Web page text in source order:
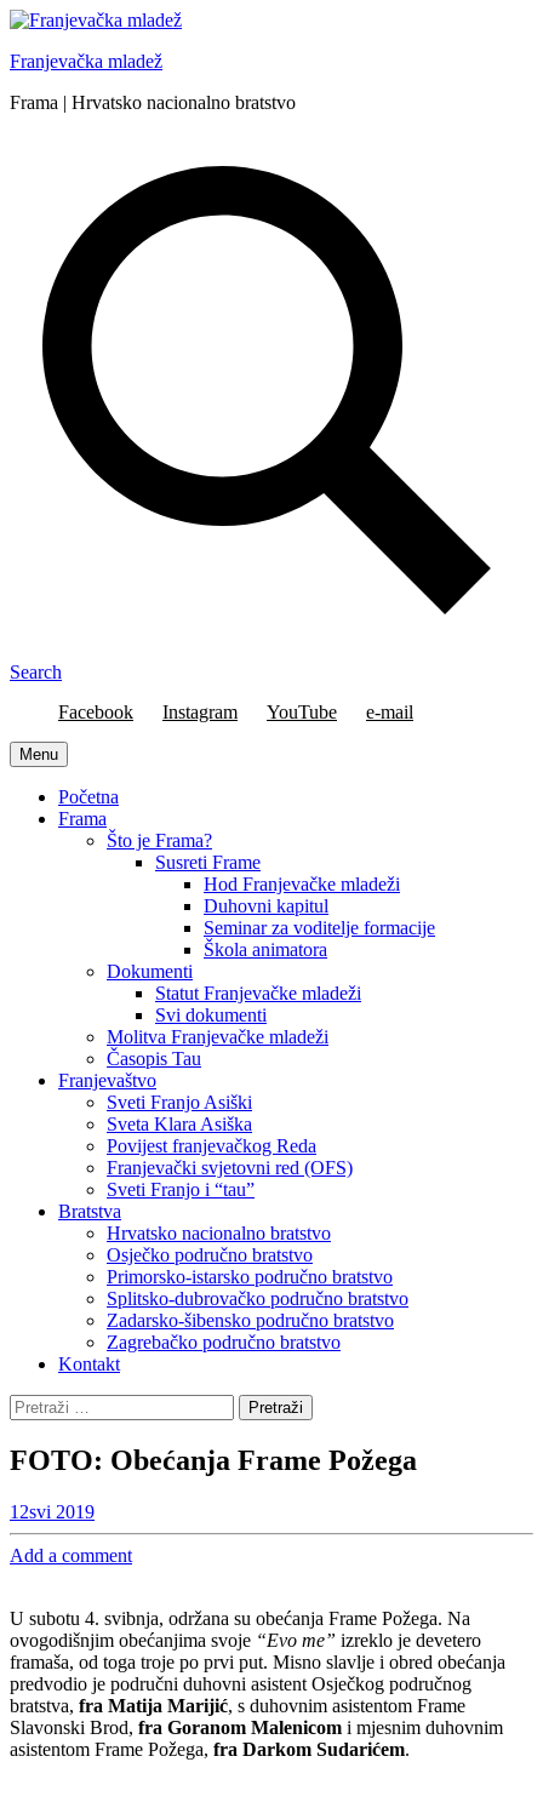
Skip
content
Franjevačka mladež
Frama | Hrvatsko nacionalno bratstvo
Search
Facebook
Instagram YouTube e-mail
Menu
Početna
Frama
Što je Frama?
Susreti Frame
Hod Franjevačke mladeži
Duhovni kapitul
Seminar za voditelje formacije
Škola animatora
Dokumenti
Statut Franjevačke mladeži
Svi dokumenti
Molitva Franjevačke mladeži
Časopis Tau
Franjevaštvo
Sveti Franjo Asiški
Sveta Klara Asiška
Povijest franjevačkog Reda
Franjevački svjetovni red (OFS)
Sveti Franjo i “tau”
Bratstva
Hrvatsko nacionalno bratstvo
Osječko područno bratstvo
Primorsko-istarsko područno bratstvo
Splitsko-dubrovačko područno bratstvo
Zadarsko-šibensko područno bratstvo
Zagrebačko područno bratstvo
Kontakt
Pretraži:
FOTO: Obećanja Frame Požega
12svi 2019
Add a comment
U subotu 4. svibnja, održana su obećanja Frame Požega. Na
ovogodišnjim obećanjima svoje “Evo me” izreklo je devetero
framaša, od toga troje po prvi put. Misno slavlje i obred obećanja
predvodio je područni duhovni asistent Osječkog područnog
bratstva, fra Matija Marijić, s duhovnim asistentom Frame
Slavonski Brod, fra Goranom Malenicom i mjesnim duhovnim
asistentom Frame Požega, fra Darkom Sudarićem.